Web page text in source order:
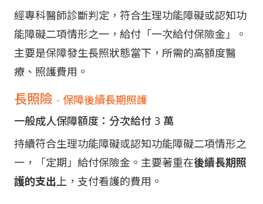
經專科醫師診斷判定，符合生理功能障礙或認知功
能障礙二項情形之一，給付「一次給付保險金」。
主要是保障發生長照狀態當下，所需的高額度醫
療、照護費用。
長照險 - 保障後續長期照護
一般成人保障額度：分次給付 3 萬
持續符合生理功能障礙或認知功能障礙二項情形之
一，「定期」給付保險金。主要著重在後續長期照
護的支出上，支付看護的費用。